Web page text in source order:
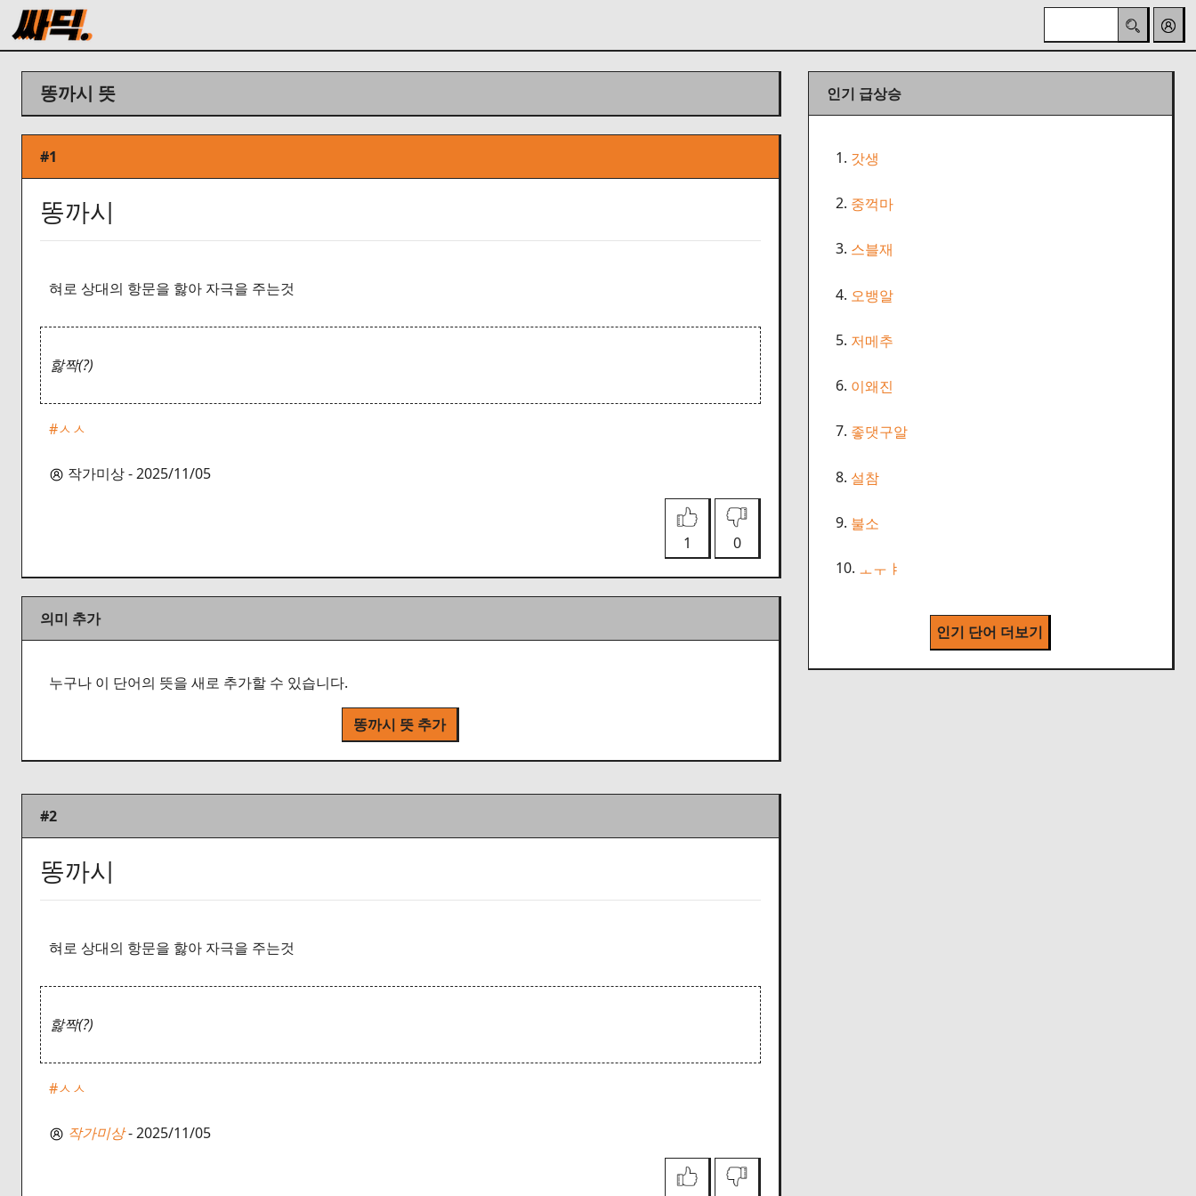
똥까시 뜻
#1
똥까시
혀로 상대의 항문을 핧아 자극을 주는것
핧짝(?)
#ㅅㅅ
작가미상 - 2025/11/05
1 0
의미 추가
누구나 이 단어의 뜻을 새로 추가할 수 있습니다.
똥까시 뜻 추가
인기 급상승
1. 갓생
2. 중꺽마
3. 스블재
4. 오뱅알
5. 저메추
6. 이왜진
7. 좋댓구알
8. 설참
9. 불소
10. ㅗㅜㅑ
인기 단어 더보기
#2
똥까시
혀로 상대의 항문을 핧아 자극을 주는것
핧짝(?)
#ㅅㅅ
작가미상- 2025/11/05